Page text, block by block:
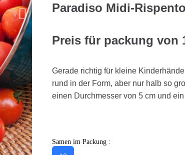
Paradiso Midi-
Preis für packung von
Gerade richtig für kleine
rund in der Form, aber nur halb so
einen Durchmesser von 5 cm und
Samen im Packung :